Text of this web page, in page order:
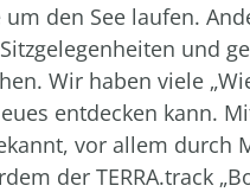
den See laufen.
und
Wir haben viele
entdecken kann.
vor allem durch
der TERRA.track